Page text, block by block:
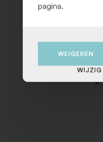
pagina.
WEIGEREN
WIJZIG